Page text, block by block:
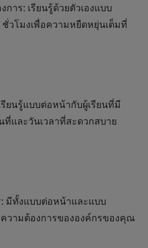
าร: เรียนรู้ด้วยตัวเองแบบ
วโมงเพื่อความหยืดหยุ่นเต็มที่
ยนรู้แบบต่อหน้ากับผู้เรียนที่มี
และวันเวลาที่สะดวกสบาย
มีทั้งแบบต่อหน้าและแบบ
วามต้องการขององค์กรของคุณ